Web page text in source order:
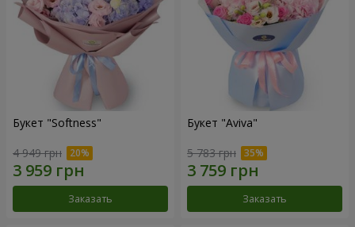
Букет "Softness"
4 949 грн
Заказать
Букет "Aviva"
5 783 грн
Заказать